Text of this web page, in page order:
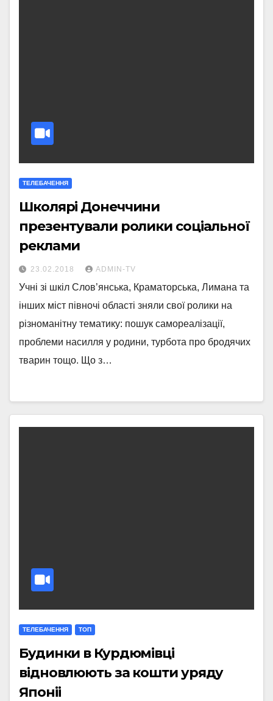
ТЕЛЕБАЧЕННЯ
Школярі Донеччини
презентували ролики соціальної
реклами
23.02.2018 ADMIN-TV
Учні зі шкіл Слов’янська, Краматорська, Лимана та
інших міст півночі області зняли свої ролики на
різноманітну тематику: пошук самореалізації,
проблеми насилля у родини, турбота про бродячих
тварин тощо. Що з…
ТЕЛЕБАЧЕННЯ ТОП
Будинки в Курдюмівці
відновлюють за кошти уряду
Японіі